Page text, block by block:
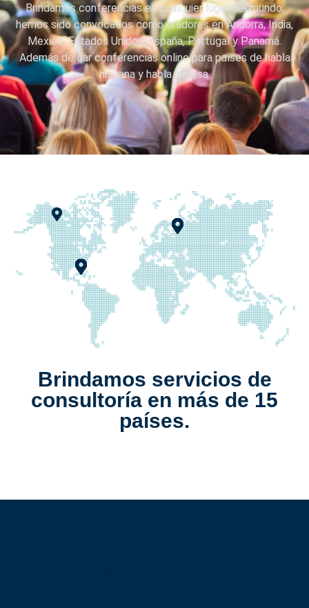
Brindamos conferencias en cualquier lugar del mundo,
hemos sido convocados como oradores en Andorra, India,
Mexico, Estados Unidos, España, Portugal y Panamá.
Además de dar conferencias online para países de habla
hispana y habla inglesa.
Brindamos servicios de
consultoría en más de 15
países.